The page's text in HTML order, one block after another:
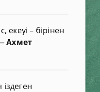
екеуі – бірінен
Ахмет